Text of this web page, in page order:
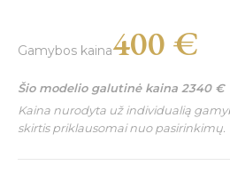
Gamybos kaina400 €
Šio modelio galutinė kaina 2340 €
Kaina nurodyta už individualią
skirtis priklausomai nuo pasirinkimų.